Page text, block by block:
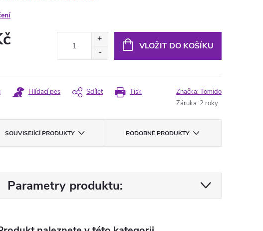
VLOŽIT DO KOŠÍKU
Tisk
Hlídací pes Sdílet Značka:Tomido
Záruka: 2 roky
SOUVISEJÍCÍ PRODUKTY PODOBNÉ PRODUKTY
Parametry produktu: